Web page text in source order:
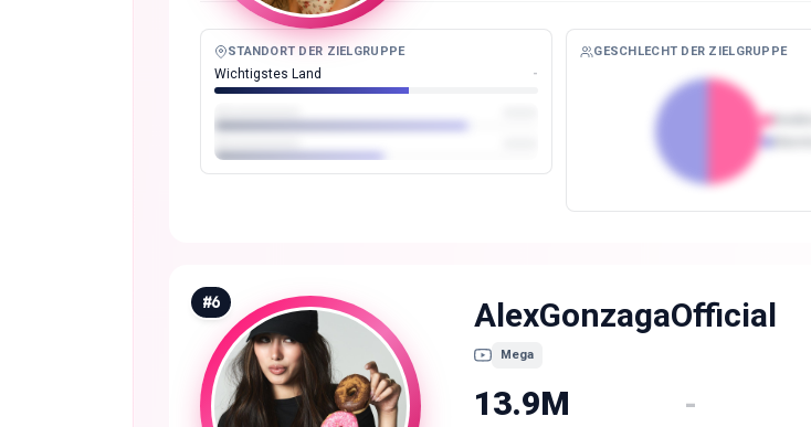
STANDORT DER ZIELGRUPPE
Wichtigstes Land -
GESCHLECHT DER ZIELGRUPPE
#6 AlexGonzagaOfficial
Mega
13.9M -